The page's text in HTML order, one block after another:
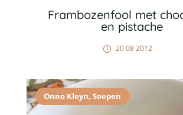
Frambozenfool met
en pistache
20 08 2012
Onno Kleyn, Soepen